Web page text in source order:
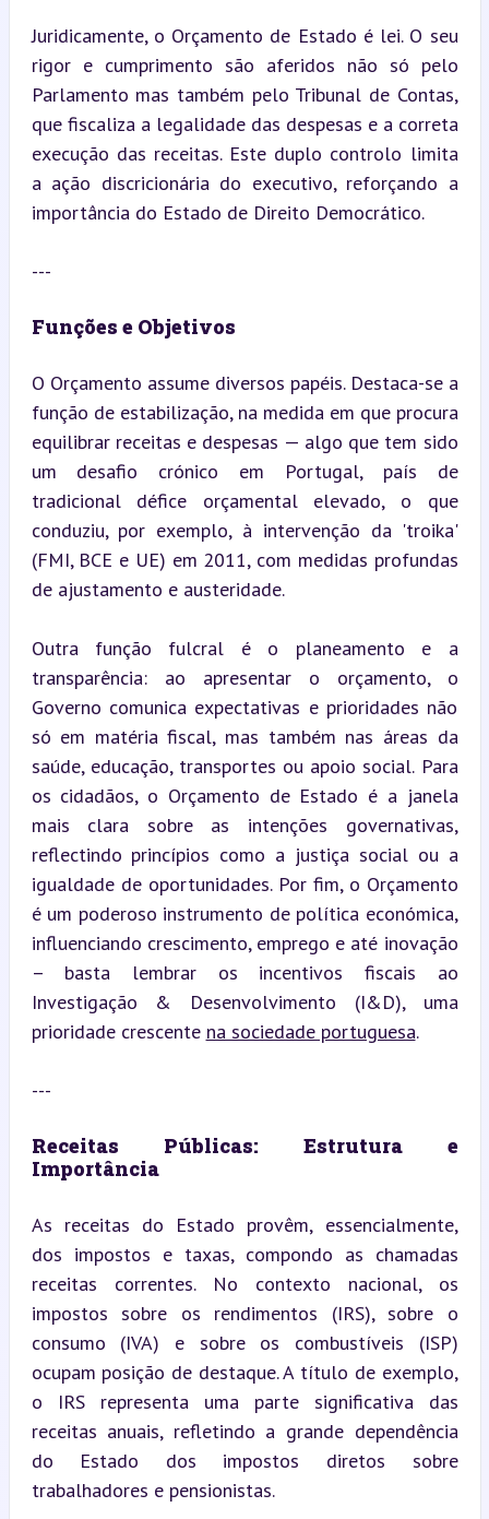
Juridicamente, o Orçamento de Estado é lei. O seu
rigor e cumprimento são aferidos não só pelo
Parlamento mas também pelo Tribunal de Contas,
que fiscaliza a legalidade das despesas e a correta
execução das receitas. Este duplo controlo limita
a ação discricionária do executivo, reforçando a
importância do Estado de Direito Democrático.
---
Funções e Objetivos
O Orçamento assume diversos papéis. Destaca-se a
função de estabilização, na medida em que procura
equilibrar receitas e despesas — algo que tem sido
um desafio crónico em Portugal, país de
tradicional défice orçamental elevado, o que
conduziu, por exemplo, à intervenção da 'troika'
(FMI, BCE e UE) em 2011, com medidas profundas
de ajustamento e austeridade.
Outra função fulcral é o planeamento e a
transparência: ao apresentar o orçamento, o
Governo comunica expectativas e prioridades não
só em matéria fiscal, mas também nas áreas da
saúde, educação, transportes ou apoio social. Para
os cidadãos, o Orçamento de Estado é a janela
mais clara sobre as intenções governativas,
reflectindo princípios como a justiça social ou a
igualdade de oportunidades. Por fim, o Orçamento
é um poderoso instrumento de política económica,
influenciando crescimento, emprego e até inovação
– basta lembrar os incentivos fiscais ao
Investigação & Desenvolvimento (I&D), uma
prioridade crescente na sociedade portuguesa.
---
Receitas Públicas: Estrutura e
Importância
As receitas do Estado provêm, essencialmente,
dos impostos e taxas, compondo as chamadas
receitas correntes. No contexto nacional, os
impostos sobre os rendimentos (IRS), sobre o
consumo (IVA) e sobre os combustíveis (ISP)
ocupam posição de destaque. A título de exemplo,
o IRS representa uma parte significativa das
receitas anuais, refletindo a grande dependência
do Estado dos impostos diretos sobre
trabalhadores e pensionistas.